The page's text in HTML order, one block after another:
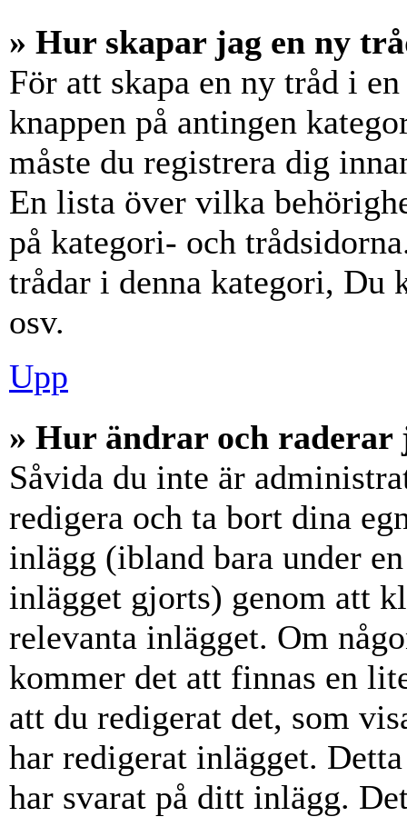
» Hur skapar jag en ny
För att skapa en ny tråd i
knappen på antingen
måste du registrera dig
En lista över vilka
på kategori- och
trådar i denna kategori, Du
osv.
Upp
» Hur ändrar och raderar
Såvida du inte är
redigera och ta bort dina
inlägg (ibland bara under
inlägget gjorts) genom att
relevanta inlägget. Om
kommer det att finnas en
att du redigerat det, som
har redigerat inlägget.
har svarat på ditt inlägg.